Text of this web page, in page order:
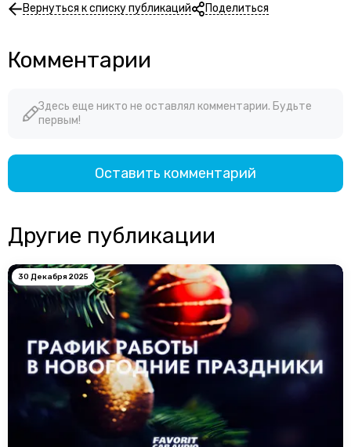
Вернуться к списку публикаций Поделиться
Комментарии
Здесь еще никто не оставлял комментарии. Будьте
первым!
Оставить комментарий
Другие публикации
30 Декабря 2025